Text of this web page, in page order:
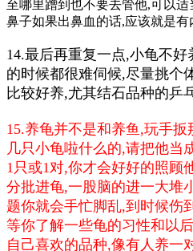
至哪里蹭到也不要去管他,可以
鼻子如果出鼻血的话,应该就是有
14.最后再重复一点,小龟不
的时候都很难伺候,尽量挑个
比较好养,尤其结石品种的乒
15.养龟并不是和养鱼,玩手
几只小龟啦什么的,请把他当
1只或1对,你才会好好的照顾
分批进龟,一股脑的进一大堆
题你就会手忙脚乱,到时候伤
等你了解一些龟的习性和以
自己喜欢的品种,像有人养一